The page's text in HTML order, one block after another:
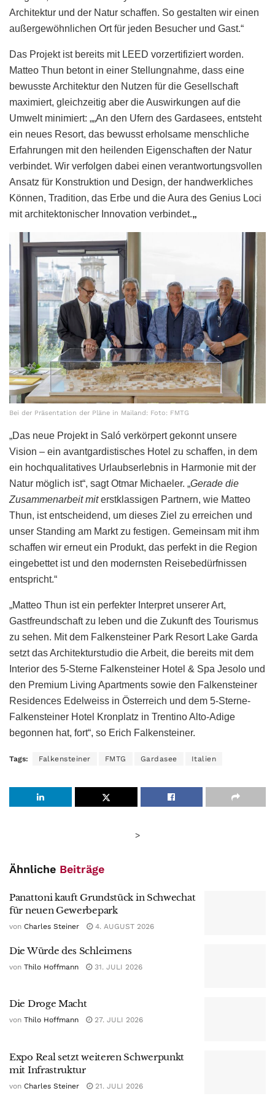
Architektur und der Natur schaffen. So gestalten wir einen
außergewöhnlichen Ort für jeden Besucher und Gast.“
Das Projekt ist bereits mit LEED vorzertifiziert worden.
Matteo Thun betont in einer Stellungnahme, dass eine
bewusste Architektur den Nutzen für die Gesellschaft
maximiert, gleichzeitig aber die Auswirkungen auf die
Umwelt minimiert: „„An den Ufern des Gardasees, entsteht
ein neues Resort, das bewusst erholsame menschliche
Erfahrungen mit den heilenden Eigenschaften der Natur
verbindet. Wir verfolgen dabei einen verantwortungsvollen
Ansatz für Konstruktion und Design, der handwerkliches
Können, Tradition, das Erbe und die Aura des Genius Loci
mit architektonischer Innovation verbindet.„
Bei der Präsentation der Pläne in Mailand: Foto: FMTG
„Das neue Projekt in Saló verkörpert gekonnt unsere
Vision – ein avantgardistisches Hotel zu schaffen, in dem
ein hochqualitatives Urlaubserlebnis in Harmonie mit der
Natur möglich ist“, sagt Otmar Michaeler. „Gerade die
Zusammenarbeit miterstklassigen Partnern, wie Matteo
Thun, ist entscheidend, um dieses Ziel zu erreichen und
unser Standing am Markt zu festigen. Gemeinsam mit ihm
schaffen wir erneut ein Produkt, das perfekt in die Region
eingebettet ist und den modernsten Reisebedürfnissen
entspricht.“
„Matteo Thun ist ein perfekter Interpret unserer Art,
Gastfreundschaft zu leben und die Zukunft des Tourismus
zu sehen. Mit dem Falkensteiner Park Resort Lake Garda
setzt das Architekturstudio die Arbeit, die bereits mit dem
Interior des 5-Sterne Falkensteiner Hotel & Spa Jesolo und
den Premium Living Apartments sowie den Falkensteiner
Residences Edelweiss in Österreich und dem 5-Sterne-
Falkensteiner Hotel Kronplatz in Trentino Alto-Adige
begonnen hat, fort“, so Erich Falkensteiner.
Tags: Falkensteiner FMTG Gardasee Italien
>
Ähnliche Beiträge
Panattoni kauft Grundstück in Schwechat
für neuen Gewerbepark
von Charles Steiner 4. AUGUST 2026
Die Würde des Schleimens
von Thilo Hoffmann 31. JULI 2026
Die Droge Macht
von Thilo Hoffmann 27. JULI 2026
Expo Real setzt weiteren Schwerpunkt
mit Infrastruktur
von Charles Steiner 21. JULI 2026